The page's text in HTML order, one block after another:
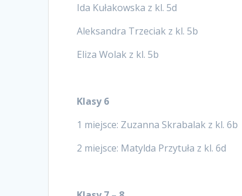
Ida Kułakowska z kl. 5d
Aleksandra Trzeciak z kl. 5b
Eliza Wolak z kl. 5b
Klasy 6
1 miejsce: Zuzanna Skrabalak z kl. 6b
2 miejsce: Matylda Przytuła z kl. 6d